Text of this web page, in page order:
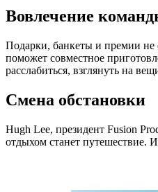
Вовлечение
Подарки, банкеты и премии не
поможет совместное
расслабиться, взглянуть на
Смена обстановки
Hugh Lee, президент Fusion
отдыхом станет путешествие.